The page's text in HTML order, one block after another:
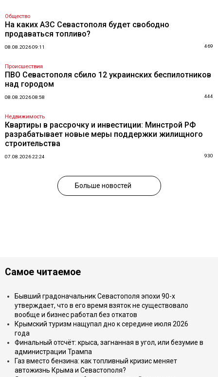
Общество
На каких АЗС Севастополя будет свободно
продаваться топливо?
08.08.2026 09:11 469
Происшествия
ПВО Севастополя сбило 12 украинских беспилотников
над городом
08.08.2026 08:58 444
Недвижимость
Квартиры в рассрочку и инвестиции: Минстрой РФ
разрабатывает новые меры поддержки жилищного
строительства
07.08.2026 22:24 930
Больше новостей
Самое читаемое
Бывший градоначальник Севастополя эпохи 90-х
утверждает, что в его время взяток не существовало
вообще и бизнес работал без откатов
Крымский туризм нащупал дно к середине июля 2026
года
Финальный отсчёт: крыса, загнанная в угол, или безумие в
администрации Трампа
Газ вместо бензина: как топливный кризис меняет
автожизнь Крыма и Севастополя?